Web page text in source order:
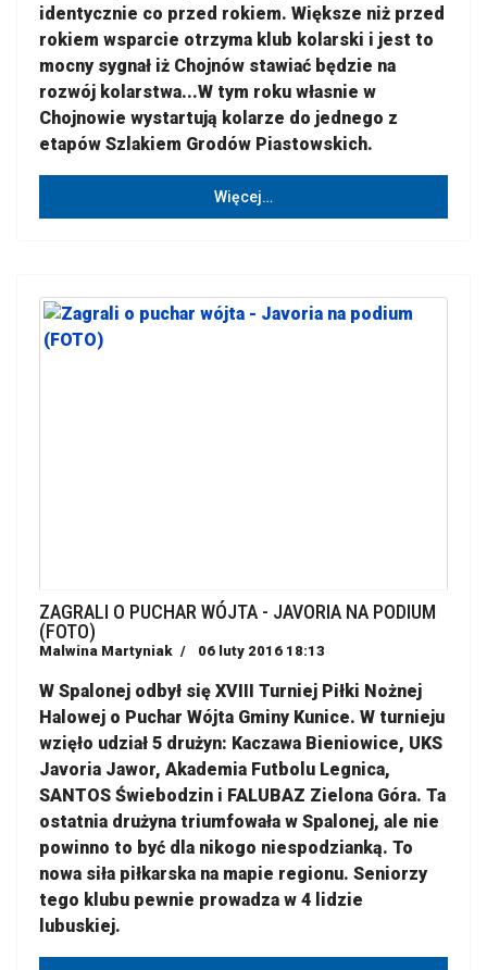
identycznie co przed rokiem. Większe niż przed
rokiem wsparcie otrzyma klub kolarski i jest to
mocny sygnał iż Chojnów stawiać będzie na
rozwój kolarstwa...W tym roku własnie w
Chojnowie wystartują kolarze do jednego z
etapów Szlakiem Grodów Piastowskich.
Więcej…
ZAGRALI O PUCHAR WÓJTA - JAVORIA NA PODIUM
(FOTO)
Malwina Martyniak 06 luty 2016 18:13
W Spalonej odbył się XVIII Turniej Piłki Nożnej
Halowej o Puchar Wójta Gminy Kunice. W turnieju
wzięło udział 5 drużyn: Kaczawa Bieniowice, UKS
Javoria Jawor, Akademia Futbolu Legnica,
SANTOS Świebodzin i FALUBAZ Zielona Góra. Ta
ostatnia drużyna triumfowała w Spalonej, ale nie
powinno to być dla nikogo niespodzianką. To
nowa siła piłkarska na mapie regionu. Seniorzy
tego klubu pewnie prowadza w 4 lidzie
lubuskiej.